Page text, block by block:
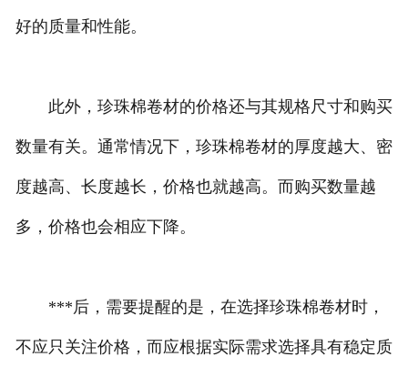
好的质量和性能。
此外，珍珠棉卷材的价格还与其规格尺寸和购买
数量有关。通常情况下，珍珠棉卷材的厚度越大、密
度越高、长度越长，价格也就越高。而购买数量越
多，价格也会相应下降。
***后，需要提醒的是，在选择珍珠棉卷材时，
不应只关注价格，而应根据实际需求选择具有稳定质